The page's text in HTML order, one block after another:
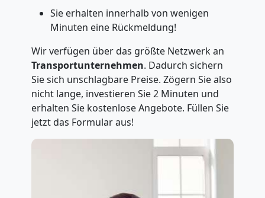
Sie erhalten innerhalb von wenigen
Minuten eine Rückmeldung!
Wir verfügen über das größte Netzwerk an
Transportunternehmen. Dadurch sichern
Sie sich unschlagbare Preise. Zögern Sie also
nicht lange, investieren Sie 2 Minuten und
erhalten Sie kostenlose Angebote. Füllen Sie
jetzt das Formular aus!